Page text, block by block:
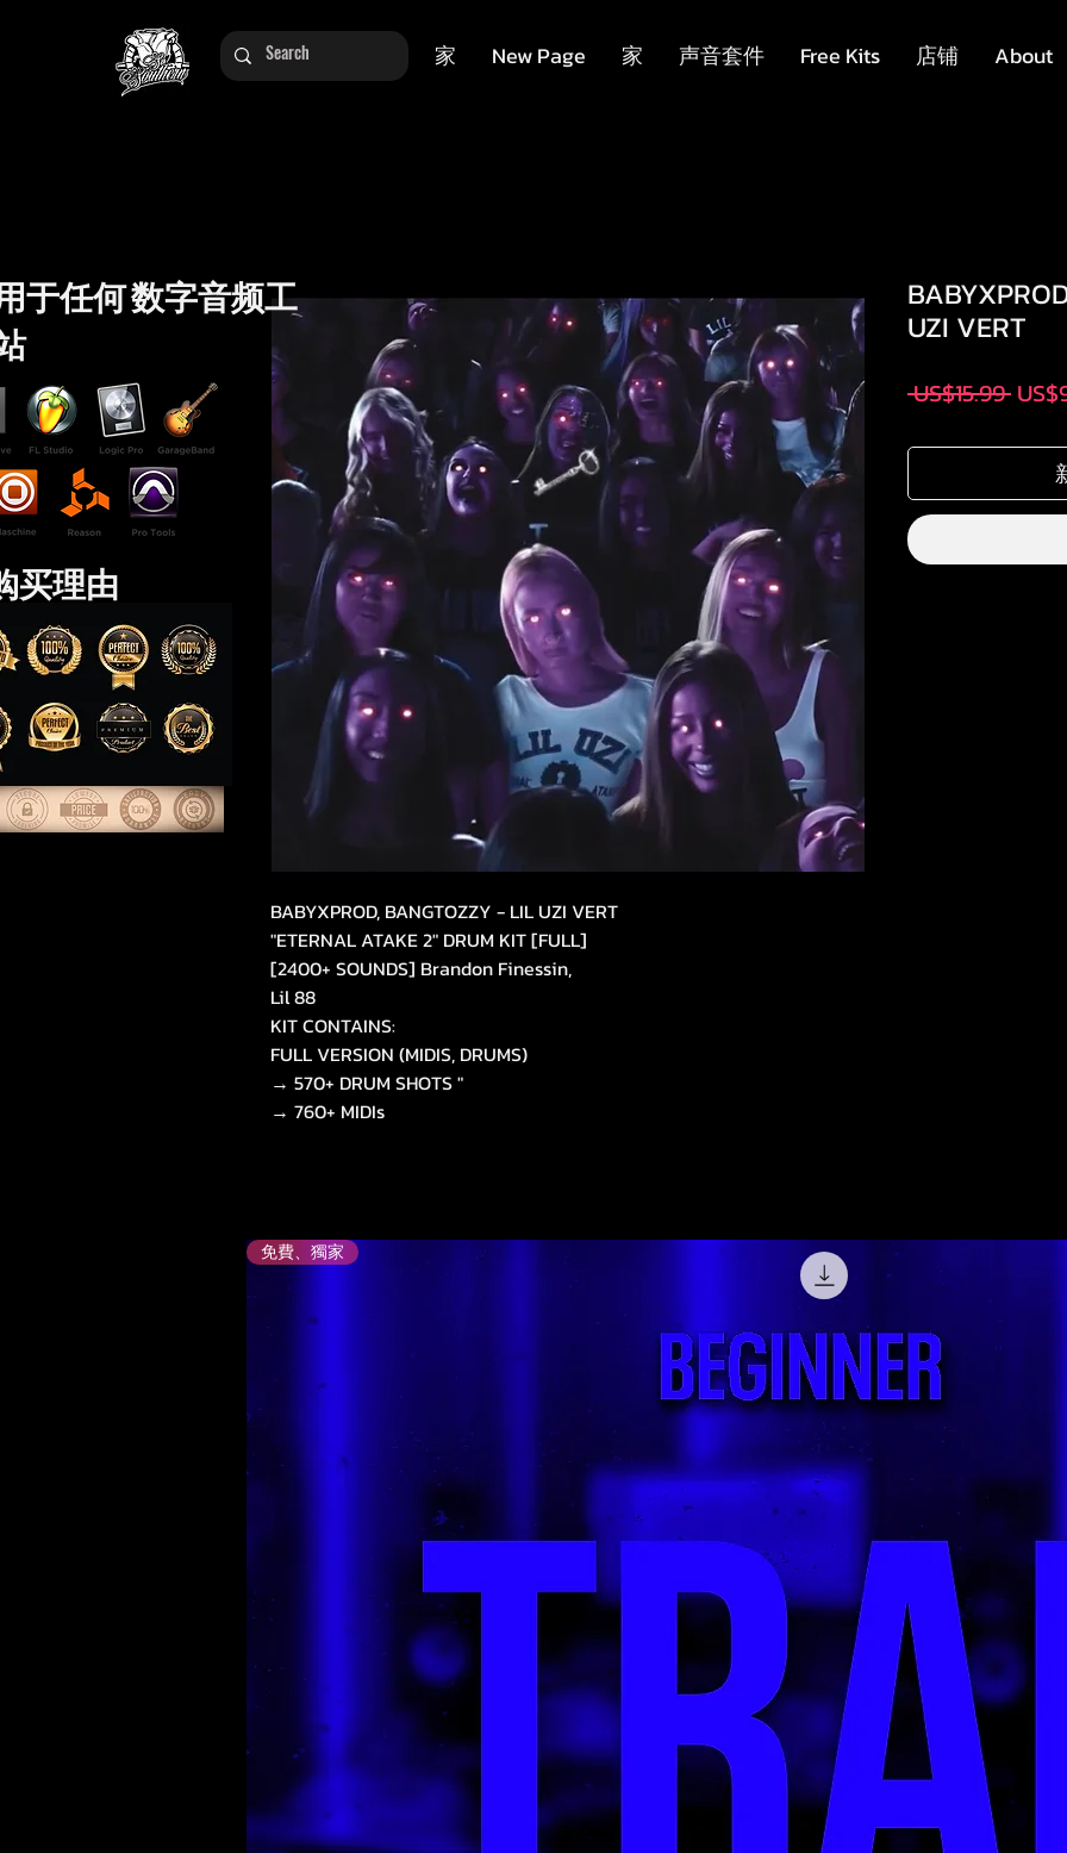
家 New Page 家 声音套件 Free Kits 店铺 About
BABYXPROD, BANGTOZZY - LIL UZI VERT
"ETERNAL ATAKE 2" DRUM KIT [FULL]
[2400+ SOUNDS] Brandon Finessin,
Lil 88
KIT CONTAINS:
FULL VERSION (MIDIS, DRUMS)
→ 570+ DRUM SHOTS "
→ 760+ MIDIs
UZI VERT
US$15.99 一
價
于任何 数字音频工
买理由
免費、獨家